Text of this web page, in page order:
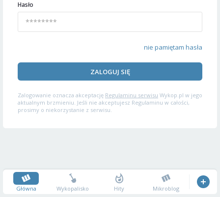
Hasło
nie pamiętam hasła
ZALOGUJ SIĘ
Zalogowanie oznacza akceptację Regulaminu serwisu Wykop.pl w jego
aktualnym brzmieniu. Jeśli nie akceptujesz Regulaminu w całości,
prosimy o niekorzystanie z serwisu.
Główna Wykopalisko Hity Mikroblog